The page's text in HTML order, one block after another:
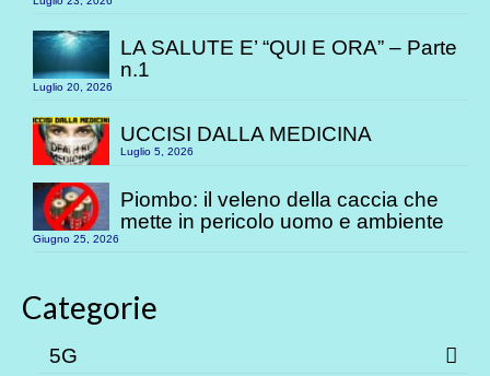
LA SALUTE E’ “QUI E ORA” – Parte
n.1
Luglio 20, 2026
UCCISI DALLA MEDICINA
Luglio 5, 2026
Piombo: il veleno della caccia che
mette in pericolo uomo e ambiente
Giugno 25, 2026
Categorie
5G